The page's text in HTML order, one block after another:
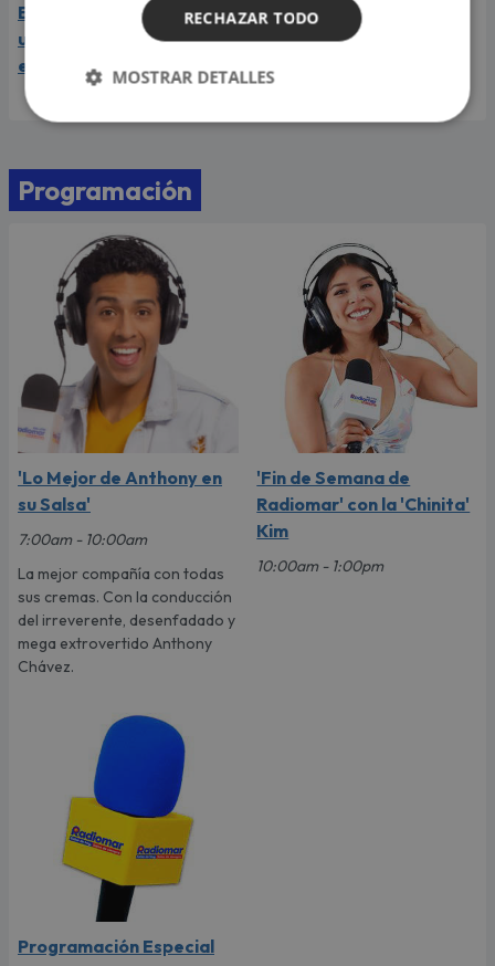
Estadio San Marcos con
una lluvia cargada de
estrellas de la música
Programación
'Lo Mejor de Anthony en
su Salsa'
7:00am - 10:00am
La mejor compañía con todas
sus cremas. Con la conducción
del irreverente, desenfadado y
mega extrovertido Anthony
Chávez.
'Fin de Semana de
Radiomar' con la 'Chinita'
Kim
10:00am - 1:00pm
Programación Especial
RECHAZAR TODO
MOSTRAR DETALLES